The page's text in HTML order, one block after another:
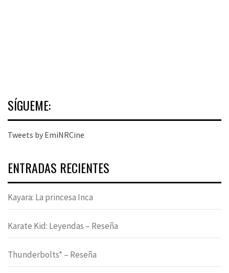
SÍGUEME:
Tweets by EmiNRCine
ENTRADAS RECIENTES
Kayara: La princesa Inca
Karate Kid: Leyendas – Reseña
Thunderbolts* – Reseña